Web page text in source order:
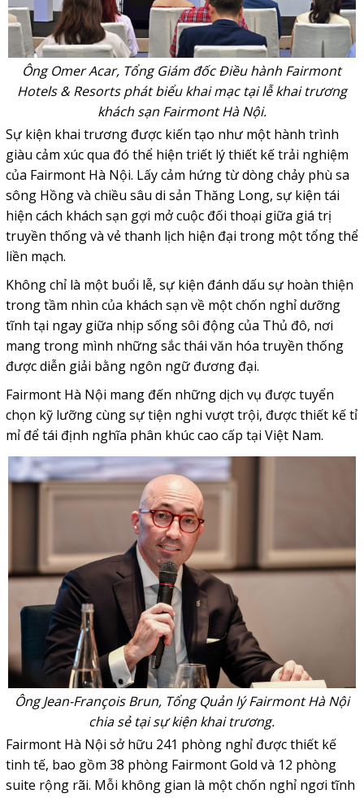
Ông Omer Acar, Tổng Giám đốc Điều hành Fairmont
Hotels & Resorts phát biểu khai mạc tại lễ khai trương
khách sạn Fairmont Hà Nội.
Sự kiện khai trương được kiến tạo như một hành trình
giàu cảm xúc qua đó thể hiện triết lý thiết kế trải nghiệm
của Fairmont Hà Nội. Lấy cảm hứng từ dòng chảy phù sa
sông Hồng và chiều sâu di sản Thăng Long, sự kiện tái
hiện cách khách sạn gợi mở cuộc đối thoại giữa giá trị
truyền thống và vẻ thanh lịch hiện đại trong một tổng thể
liền mạch.
Không chỉ là một buổi lễ, sự kiện đánh dấu sự hoàn thiện
trong tầm nhìn của khách sạn về một chốn nghỉ dưỡng
tĩnh tại ngay giữa nhịp sống sôi động của Thủ đô, nơi
mang trong mình những sắc thái văn hóa truyền thống
được diễn giải bằng ngôn ngữ đương đại.
Fairmont Hà Nội mang đến những dịch vụ được tuyển
chọn kỹ lưỡng cùng sự tiện nghi vượt trội, được thiết kế tỉ
mỉ để tái định nghĩa phân khúc cao cấp tại Việt Nam.
Ông Jean-François Brun, Tổng Quản lý Fairmont Hà Nội
chia sẻ tại sự kiện khai trương.
Fairmont Hà Nội sở hữu 241 phòng nghỉ được thiết kế
tinh tế, bao gồm 38 phòng Fairmont Gold và 12 phòng
suite rộng rãi. Mỗi không gian là một chốn nghỉ ngơi tĩnh